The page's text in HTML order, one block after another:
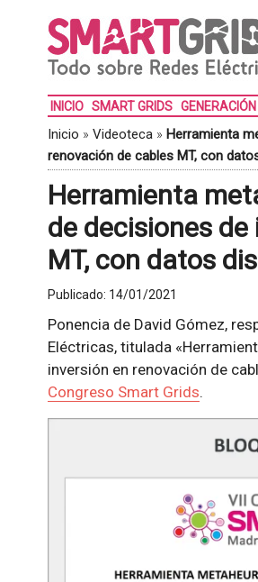
INICIO SMART GRIDS GENERACIÓN
Inicio » Videoteca» Herramienta
renovación de cables MT, con
Herramienta
de decisiones
MT, con datos
Publicado: 14/01/2021
Ponencia de David Gómez,
Eléctricas, titulada
inversión en renovación de
Congreso Smart Grids.